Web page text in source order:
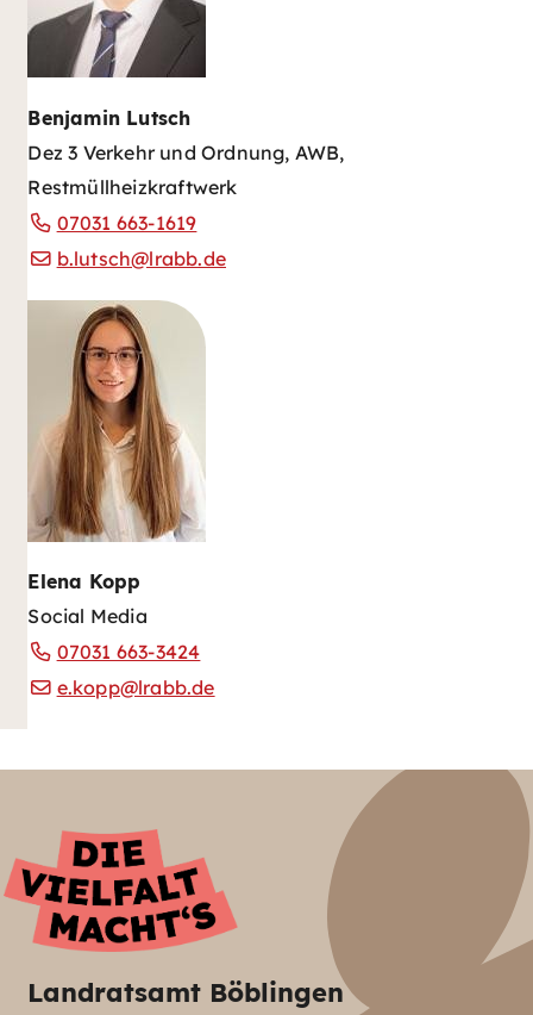
Benjamin Lutsch
Dez 3 Verkehr und Ordnung, AWB,
Restmüllheizkraftwerk
07031 663-1619
b.lutsch@lrabb.de
Elena Kopp
Social Media
07031 663-3424
e.kopp@lrabb.de
Landratsamt Böblingen